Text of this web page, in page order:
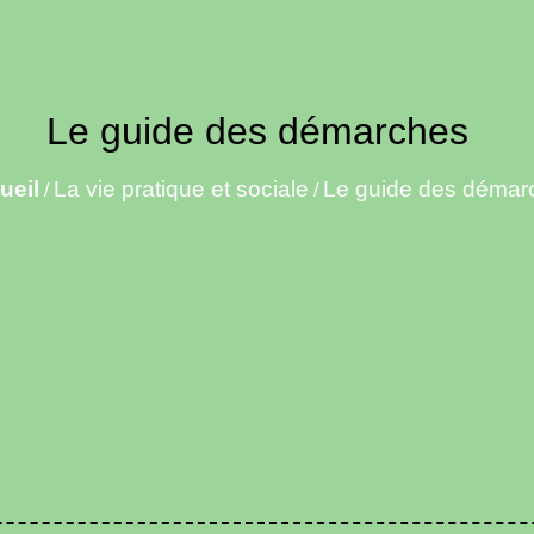
Le guide des démarches
/ La vie pratique et sociale / Le guide des